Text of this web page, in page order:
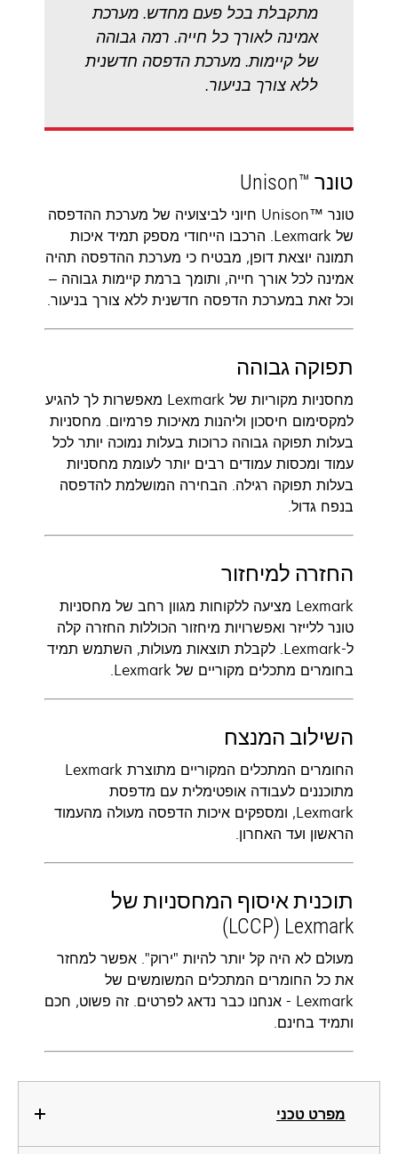
מפרט טכני
מתקבלת בכל פעם מחדש. מערכת
אמינה לאורך כל חייה. רמה גבוהה
של קיימות. מערכת הדפסה חדשנית
ללא צורך בניעור.
טונר Unison™‎
טונר Unison™‎ חיוני לביצועיה של מערכת ההדפסה
של Lexmark. הרכבו הייחודי מספק תמיד איכות
תמונה יוצאת דופן, מבטיח כי מערכת ההדפסה תהיה
אמינה לכל אורך חייה, ותומך ברמת קיימות גבוהה –
וכל זאת במערכת הדפסה חדשנית ללא צורך בניעור.
תפוקה גבוהה
מחסניות מקוריות של Lexmark מאפשרות לך להגיע
למקסימום חיסכון וליהנות מאיכות פרמיום. מחסניות
בעלות תפוקה גבוהה כרוכות בעלות נמוכה יותר לכל
עמוד ומכסות עמודים רבים יותר לעומת מחסניות
בעלות תפוקה רגילה. הבחירה המושלמת להדפסה
בנפח גדול.
החזרה למיחזור
Lexmark מציעה ללקוחות מגוון רחב של מחסניות
טונר ללייזר ואפשרויות מיחזור הכוללות החזרה קלה
ל-Lexmark. לקבלת תוצאות מעולות, השתמש תמיד
בחומרים מתכלים מקוריים של Lexmark.
השילוב המנצח
החומרים המתכלים המקוריים מתוצרת Lexmark
מתוכננים לעבודה אופטימלית עם מדפסת
Lexmark, ומספקים איכות הדפסה מעולה מהעמוד
הראשון ועד האחרון.
תוכנית איסוף המחסניות של
Lexmark ‏(LCCP)‬
מעולם לא היה קל יותר להיות "ירוק". אפשר למחזר
את כל החומרים המתכלים המשומשים של
Lexmark - אנחנו כבר נדאג לפרטים. זה פשוט, חכם
ותמיד בחינם.